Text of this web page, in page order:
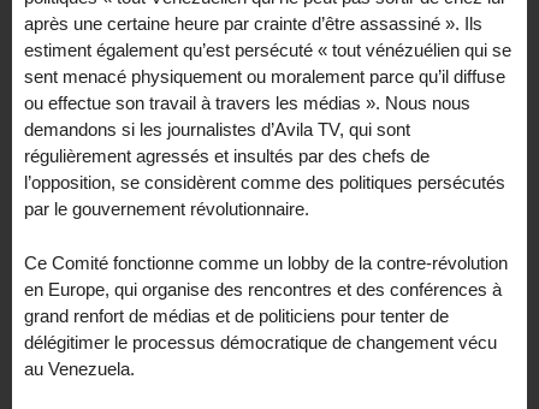
après une certaine heure par crainte d’être assassiné ». Ils
estiment également qu’est persécuté « tout vénézuélien qui se
sent menacé physiquement ou moralement parce qu’il diffuse
ou effectue son travail à travers les médias ». Nous nous
demandons si les journalistes d’Avila TV, qui sont
régulièrement agressés et insultés par des chefs de
l’opposition, se considèrent comme des politiques persécutés
par le gouvernement révolutionnaire.
Ce Comité fonctionne comme un lobby de la contre-révolution
en Europe, qui organise des rencontres et des conférences à
grand renfort de médias et de politiciens pour tenter de
délégitimer le processus démocratique de changement vécu
au Venezuela.